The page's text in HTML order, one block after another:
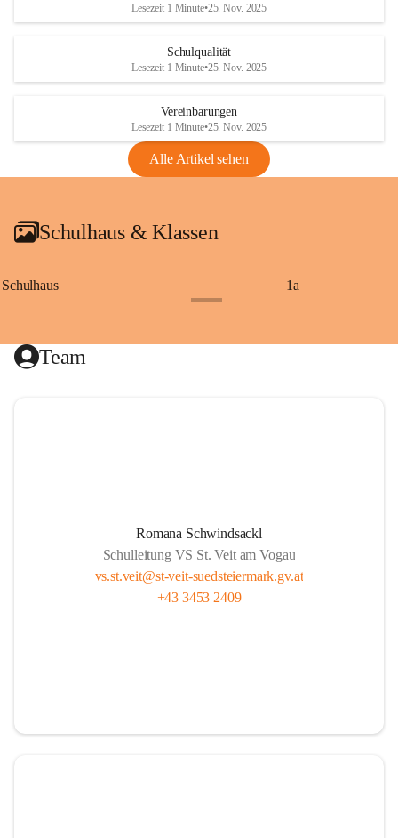
Lesezeit 1 Minute•25. Nov. 2025
Schulqualität
Lesezeit 1 Minute•25. Nov. 2025
Vereinbarungen
Lesezeit 1 Minute•25. Nov. 2025
Alle Artikel sehen
Schulhaus & Klassen
Schulhaus 1a
Team
Romana Schwindsackl
Schulleitung VS St. Veit am Vogau
vs.st.veit@st-veit-suedsteiermark.gv.at
+43 3453 2409